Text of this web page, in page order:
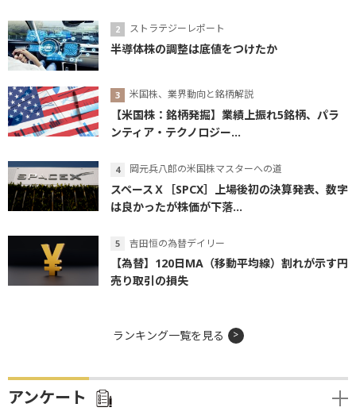
ストラテジーレポート
半導体株の調整は底値をつけたか
米国株、業界動向と銘柄解説
【米国株：銘柄発掘】業績上振れ5銘柄、パラ
ンティア・テクノロジー...
岡元兵八郎の米国株マスターへの道
スペースＸ［SPCX］上場後初の決算発表、数字
は良かったが株価が下落...
吉田恒の為替デイリー
【為替】120日MA（移動平均線）割れが示す円
売り取引の損失
ランキング一覧を見る
アンケート